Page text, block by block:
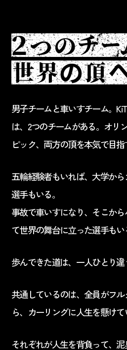
男子チームと車いすチーム。KiT
は、2つのチームがある。オリ
ピック、両方の頂を本気で目指
五輪経験者もいれば、大学か
選手もいる。
事故で車いすになり、そこか
て世界の舞台に立った選手もい
歩んできた道は、一人ひとり違
共通しているのは、全員がフ
ら、カーリングに人生を懸けて
それぞれが人生を背負って、